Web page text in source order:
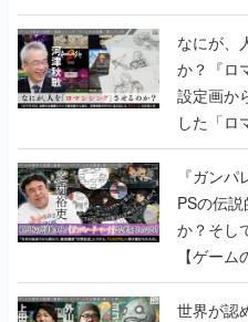
書】
なにが、
か？『ロ
設定画か
した「ロ
書】
『ガン
PSの伝
か？そし
【ゲーム
世界が認